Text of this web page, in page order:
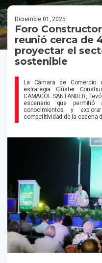
Diciembre 01, 2025
Foro
reunió cerca de
proyectar el
sostenible
La Cámara de
estrategia Clúster
CAMACOL SANTANDER,
escenario que permitió
conocimientos y
competitividad de la cadena